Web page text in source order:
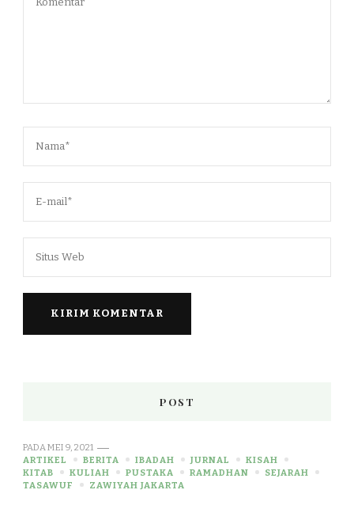
POST
PADAMEI 9, 2021
ARTIKEL
BERITA IBADAH JURNAL
KISAH
KITAB
KULIAH PUSTAKA RAMADHAN
SEJARAH
TASAWUF
ZAWIYAH JAKARTA